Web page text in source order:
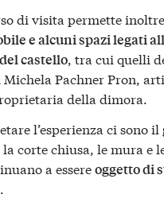
di visita permette
e alcuni spazi legati
castello, tra cui quelli
Pachner Pron,
della dimora.
l’esperienza ci sono il
, la corte chiusa, le mura e
a essereoggetto di